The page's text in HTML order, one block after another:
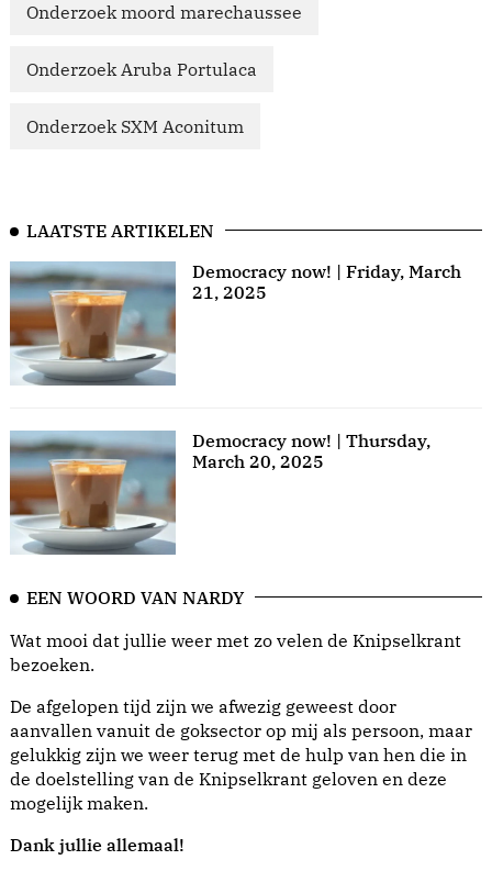
Onderzoek moord marechaussee
Onderzoek Aruba Portulaca
Onderzoek SXM Aconitum
LAATSTE ARTIKELEN
Democracy now! | Friday, March
21, 2025
Democracy now! | Thursday,
March 20, 2025
EEN WOORD VAN NARDY
Wat mooi dat jullie weer met zo velen de Knipselkrant
bezoeken.
De afgelopen tijd zijn we afwezig geweest door
aanvallen vanuit de goksector op mij als persoon, maar
gelukkig zijn we weer terug met de hulp van hen die in
de doelstelling van de Knipselkrant geloven en deze
mogelijk maken.
Dank jullie allemaal!